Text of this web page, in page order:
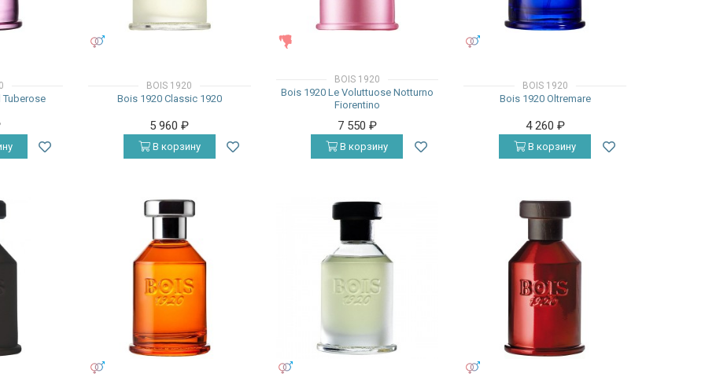
Tuberose
BOIS 1920
Bois 1920 Classic 1920
5 960₽
В корзину
BOIS 1920
Bois 1920 Le Voluttuose Notturno
Fiorentino
7 550 ₽
В корзину
BOIS 1920
Bois 1920 Oltremare
4 260 ₽
В корзину